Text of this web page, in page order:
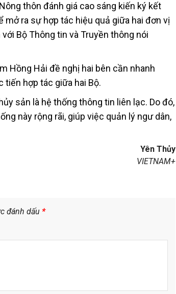
thôn đánh giá cao sáng kiến ký kết
mở ra sự hợp tác hiệu quả giữa hai đơn vị
Bộ Thông tin và Truyền thông nói
Hồng Hải đề nghị hai bên cần nhanh
hợp tác giữa hai Bộ.
sản là hệ thống thông tin liên lạc. Do đó,
này rộng rãi, giúp việc quản lý ngư dân,
Yên Thủy
VIETNAM+
đánh dấu *